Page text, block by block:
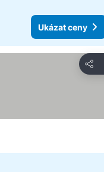
Ukázat ceny
Sdílet